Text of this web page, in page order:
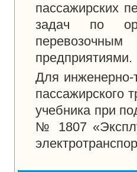
пассажирских
задач по
предприятиями.
Для инженерно-
пассажирского
учебника при
№ 1807